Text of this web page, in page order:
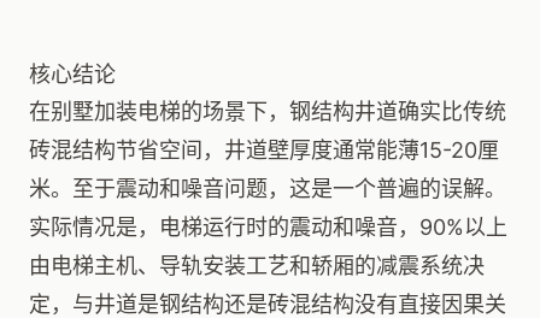
核心结论
在别墅加装电梯的场景下，钢结构井道确实比传统
砖混结构节省空间，井道壁厚度通常能薄15-20厘
米。至于震动和噪音问题，这是一个普遍的误解。
实际情况是，电梯运行时的震动和噪音，90%以上
由电梯主机、导轨安装工艺和轿厢的减震系统决
定，与井道是钢结构还是砖混结构没有直接因果关